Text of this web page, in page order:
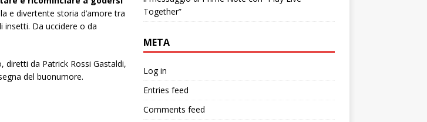
e divertente storia d’amore tra
insetti. Da uccidere o da
diretti da Patrick Rossi Gastaldi,
del buonumore.
Together”
META
Log in
Entries feed
Comments feed